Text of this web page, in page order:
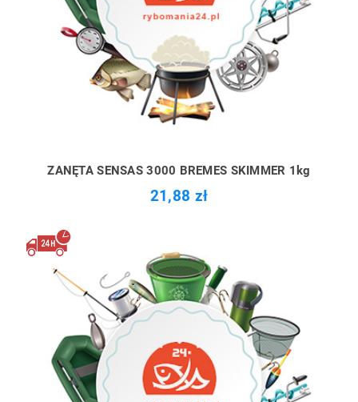
ZANĘTA SENSAS 3000 BREMES SKIMMER 1kg
21,88 zł